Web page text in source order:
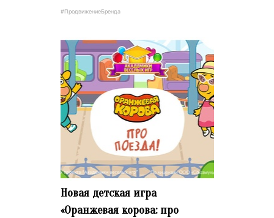
#ПродвижениеБренда
Новая детская игра
«Оранжевая корова: про